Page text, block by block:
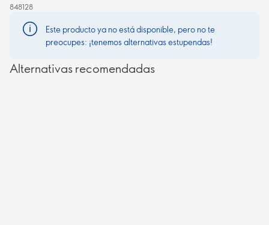
848128
Este producto ya no está disponible, pero no te
preocupes: ¡tenemos alternativas estupendas!
Alternativas recomendadas